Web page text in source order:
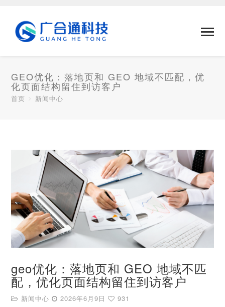
GEO优化：落地页和 GEO 地域不匹配，优
化页面结构留住到访客户
首页 新闻中心
geo优化：落地页和 GEO 地域不匹
配，优化页面结构留住到访客户
新闻中心 2026年6月9日 931